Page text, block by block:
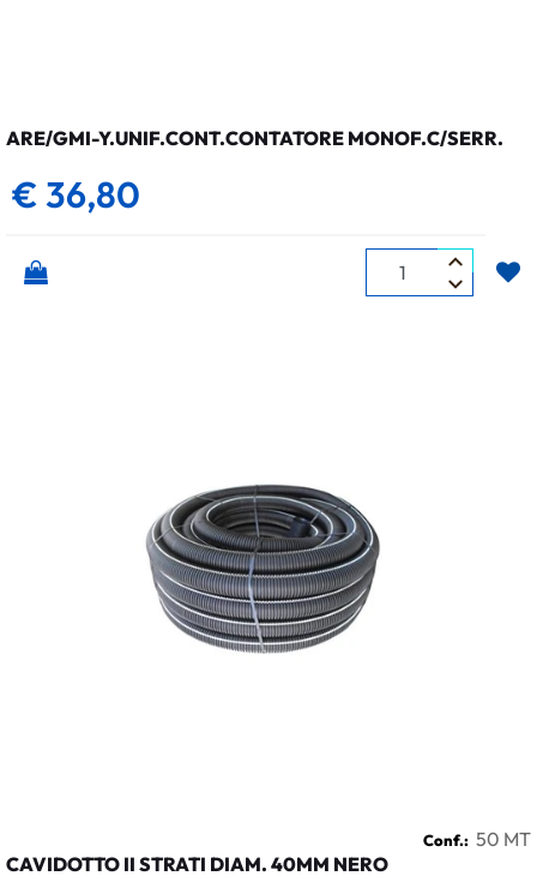
ARE/GMI-Y.UNIF.CONT.CONTATORE MONOF.C/SERR.
€ 36,80
Quantità
Conf.: 50 MT
CAVIDOTTO II STRATI DIAM. 40MM NERO